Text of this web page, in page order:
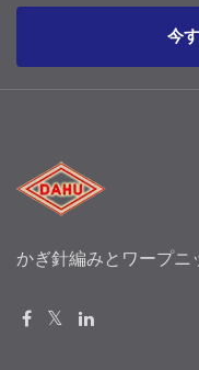
今
かぎ針編みとワープニ